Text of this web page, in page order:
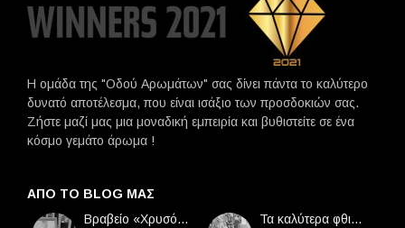
Η ομάδα της "Οδού Αρωμάτων" σας δίνει πάντα το καλύτερο
δυνατό αποτέλεσμα, που είναι ισάξιο των προσδοκιών σας.
Ζήστε μαζί μας μια μοναδική εμπειρία και βυθιστείτε σε ένα
κόσμο γεμάτο άρωμα !
ΑΠΌ ΤΟ BLOG ΜΑΣ
Βραβείο «Χρυσό Διαμάντι» στην Οδό Αρωμάτων
Τα καλύτερα φθινοπωρινά αρώματα